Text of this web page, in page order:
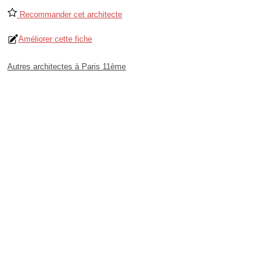
Recommander cet architecte
Améliorer cette fiche
Autres architectes à Paris 11ème